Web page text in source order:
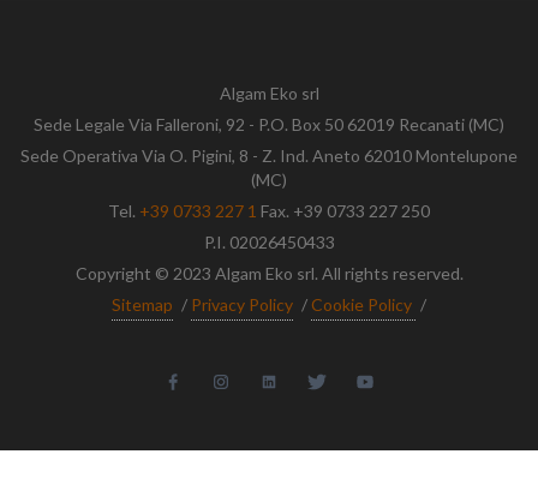
Algam Eko srl
Sede Legale Via Falleroni, 92 - P.O. Box 50 62019 Recanati (MC)
Sede Operativa Via O. Pigini, 8 - Z. Ind. Aneto 62010 Montelupone
(MC)
Tel. +39 0733 227 1 Fax. +39 0733 227 250
P.I. 02026450433
Copyright © 2023 Algam Eko srl. All rights reserved.
Sitemap / Privacy Policy / Cookie Policy /